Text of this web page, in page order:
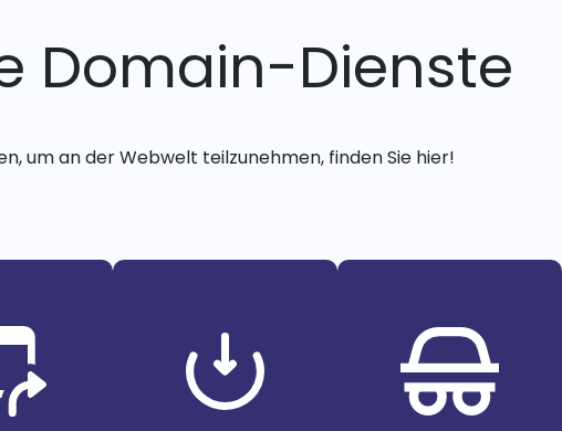
Domain-Dienste
um an der Webwelt teilzunehmen, finden Sie hier!